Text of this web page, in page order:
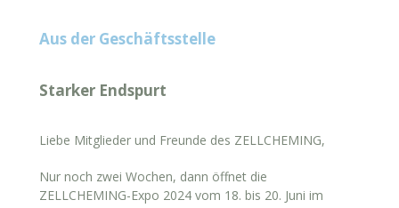
Aus der Geschäftsstelle
Starker Endspurt
Liebe Mitglieder und Freunde des ZELLCHEMING,
Nur noch zwei Wochen, dann öffnet die
ZELLCHEMING-Expo 2024 vom 18. bis 20. Juni im